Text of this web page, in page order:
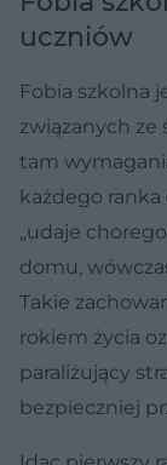
uczniów
Fobia szkolna
związanych
tam
każdego ranka
„udaje
domu,
Takie
rokiem życia
paraliżujący
bezpieczniej